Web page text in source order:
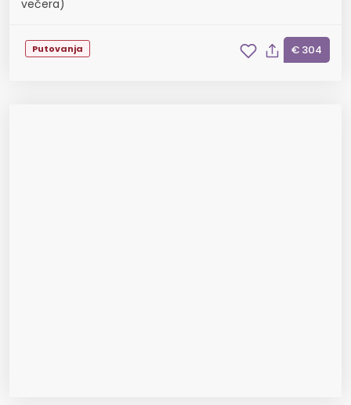
večera)
Putovanja € 304